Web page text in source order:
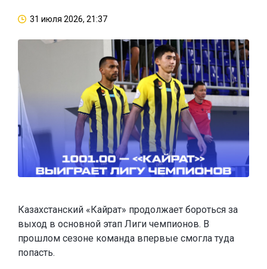
31 июля 2026, 21:37
Казахстанский «Кайрат» продолжает бороться за
выход в основной этап Лиги чемпионов. В
прошлом сезоне команда впервые смогла туда
попасть.